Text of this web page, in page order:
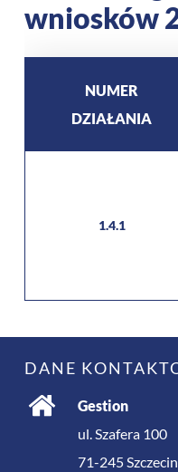
wniosków
NUMER
DZIAŁANIA
1.4.1
DANE
Gestion
ul. Szafera 100
71-245Szczecin